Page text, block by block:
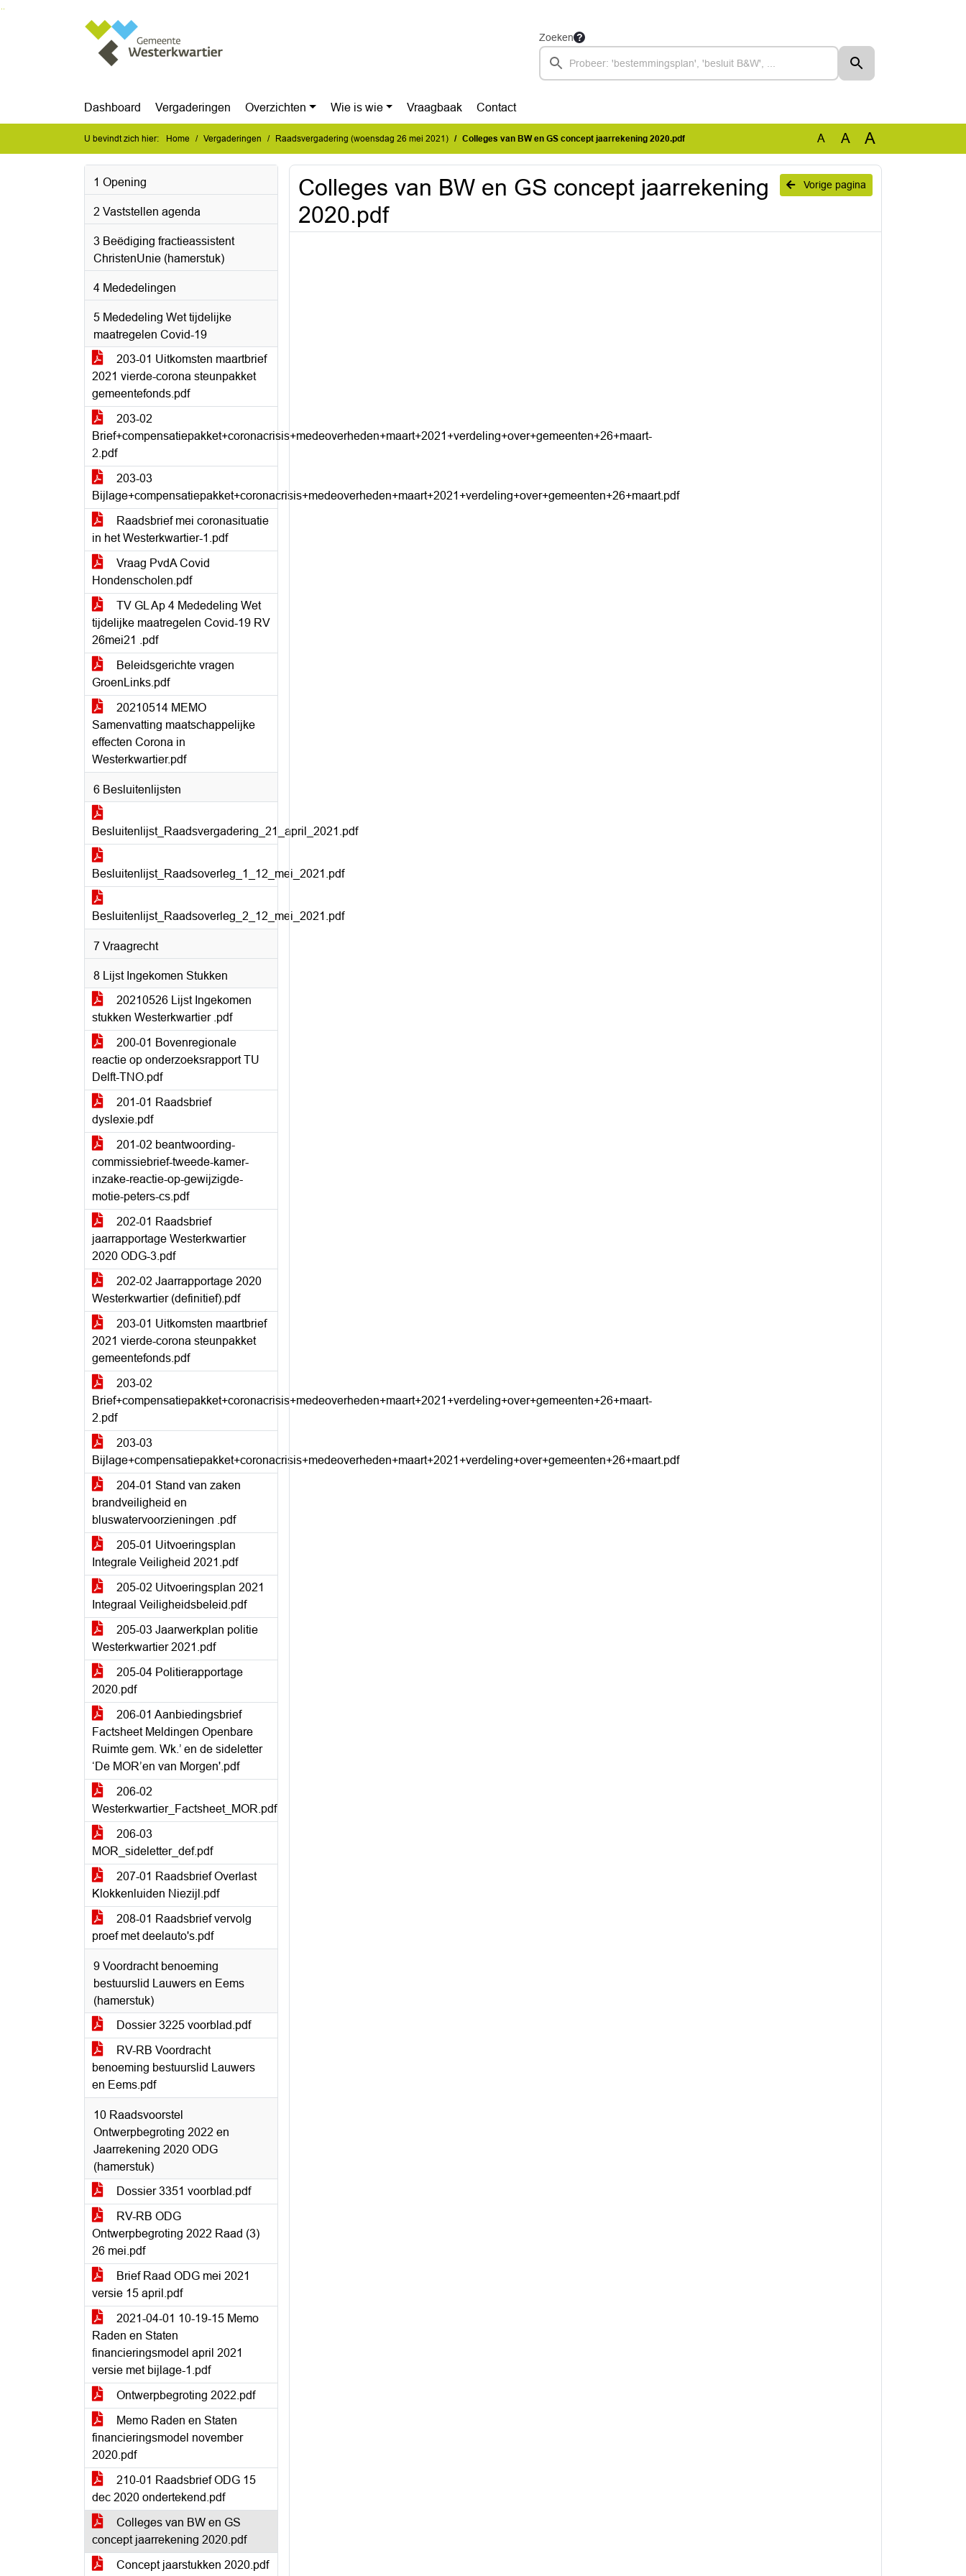
Zoeken
Dashboard Vergaderingen Overzichten Wie is wie Vraagbaak Contact
U bevindt zich hier: Home Vergaderingen Raadsvergadering (woensdag 26 mei 2021) Colleges van BW en GS concept jaarrekening 2020.pdf A A A
1 Opening
2 Vaststellen agenda
3 Beëdiging fractieassistent
ChristenUnie (hamerstuk)
4 Mededelingen
5 Mededeling Wet tijdelijke
maatregelen Covid-19
203-01 Uitkomsten maartbrief
2021 vierde-corona steunpakket
gemeentefonds.pdf
203-02
Brief+compensatiepakket+coronacrisis+medeoverheden+maart+2021+verdeling+over+gemeenten+26+maart-
2.pdf
203-03
Bijlage+compensatiepakket+coronacrisis+medeoverheden+maart+2021+verdeling+over+gemeenten+26+maart.pdf
Raadsbrief mei coronasituatie
in het Westerkwartier-1.pdf
Vraag PvdA Covid
Hondenscholen.pdf
TV GL Ap 4 Mededeling Wet
tijdelijke maatregelen Covid-19 RV
26mei21 .pdf
Beleidsgerichte vragen
GroenLinks.pdf
20210514 MEMO
Samenvatting maatschappelijke
effecten Corona in
Westerkwartier.pdf
6 Besluitenlijsten
Besluitenlijst_Raadsvergadering_21_april_2021.pdf
Besluitenlijst_Raadsoverleg_1_12_mei_2021.pdf
Besluitenlijst_Raadsoverleg_2_12_mei_2021.pdf
7 Vraagrecht
8 Lijst Ingekomen Stukken
20210526 Lijst Ingekomen
stukken Westerkwartier .pdf
200-01 Bovenregionale
reactie op onderzoeksrapport TU
Delft-TNO.pdf
201-01 Raadsbrief
dyslexie.pdf
201-02 beantwoording-
commissiebrief-tweede-kamer-
inzake-reactie-op-gewijzigde-
motie-peters-cs.pdf
202-01 Raadsbrief
jaarrapportage Westerkwartier
2020 ODG-3.pdf
202-02 Jaarrapportage 2020
Westerkwartier (definitief).pdf
203-01 Uitkomsten maartbrief
2021 vierde-corona steunpakket
gemeentefonds.pdf
203-02
Brief+compensatiepakket+coronacrisis+medeoverheden+maart+2021+verdeling+over+gemeenten+26+maart-
2.pdf
203-03
Bijlage+compensatiepakket+coronacrisis+medeoverheden+maart+2021+verdeling+over+gemeenten+26+maart.pdf
204-01 Stand van zaken
brandveiligheid en
bluswatervoorzieningen .pdf
205-01 Uitvoeringsplan
Integrale Veiligheid 2021.pdf
205-02 Uitvoeringsplan 2021
Integraal Veiligheidsbeleid.pdf
205-03 Jaarwerkplan politie
Westerkwartier 2021.pdf
205-04 Politierapportage
2020.pdf
206-01 Aanbiedingsbrief
Factsheet Meldingen Openbare
Ruimte gem. Wk.’ en de sideletter
‘De MOR’en van Morgen'.pdf
206-02
Westerkwartier_Factsheet_MOR.pdf
206-03
MOR_sideletter_def.pdf
207-01 Raadsbrief Overlast
Klokkenluiden Niezijl.pdf
208-01 Raadsbrief vervolg
proef met deelauto's.pdf
9 Voordracht benoeming
bestuurslid Lauwers en Eems
(hamerstuk)
Dossier 3225 voorblad.pdf
RV-RB Voordracht
benoeming bestuurslid Lauwers
en Eems.pdf
10 Raadsvoorstel
Ontwerpbegroting 2022 en
Jaarrekening 2020 ODG
(hamerstuk)
Dossier 3351 voorblad.pdf
RV-RB ODG
Ontwerpbegroting 2022 Raad (3)
26 mei.pdf
Brief Raad ODG mei 2021
versie 15 april.pdf
2021-04-01 10-19-15 Memo
Raden en Staten
financieringsmodel april 2021
versie met bijlage-1.pdf
Ontwerpbegroting 2022.pdf
Memo Raden en Staten
financieringsmodel november
2020.pdf
210-01 Raadsbrief ODG 15
dec 2020 ondertekend.pdf
Colleges van BW en GS
concept jaarrekening 2020.pdf
Concept jaarstukken 2020.pdf
Vorige pagina
Colleges van BW en GS concept jaarrekening
2020.pdf